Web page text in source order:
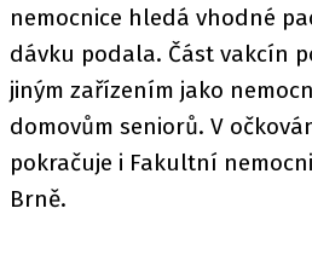
nemocnice hledá vhodné
dávku podala. Část vakcín
jiným zařízením jako
domovům seniorů. V
pokračuje i Fakultní
Brně.